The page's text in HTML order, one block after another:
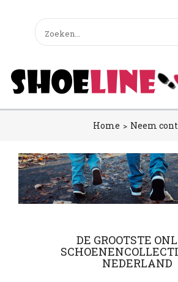
Home Neem
DE GROOTSTE
NEDERLAND